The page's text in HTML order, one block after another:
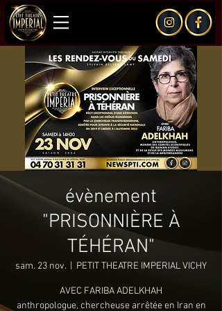
évènement
"PRISONNIÈRE À
TÉHÉRAN"
sam. 23 nov. PETIT THEATRE IMPERIAL VICHY
AVEC FARIBA ADELKHAH
anthropologue, chercheuse arrêtée en Iran en